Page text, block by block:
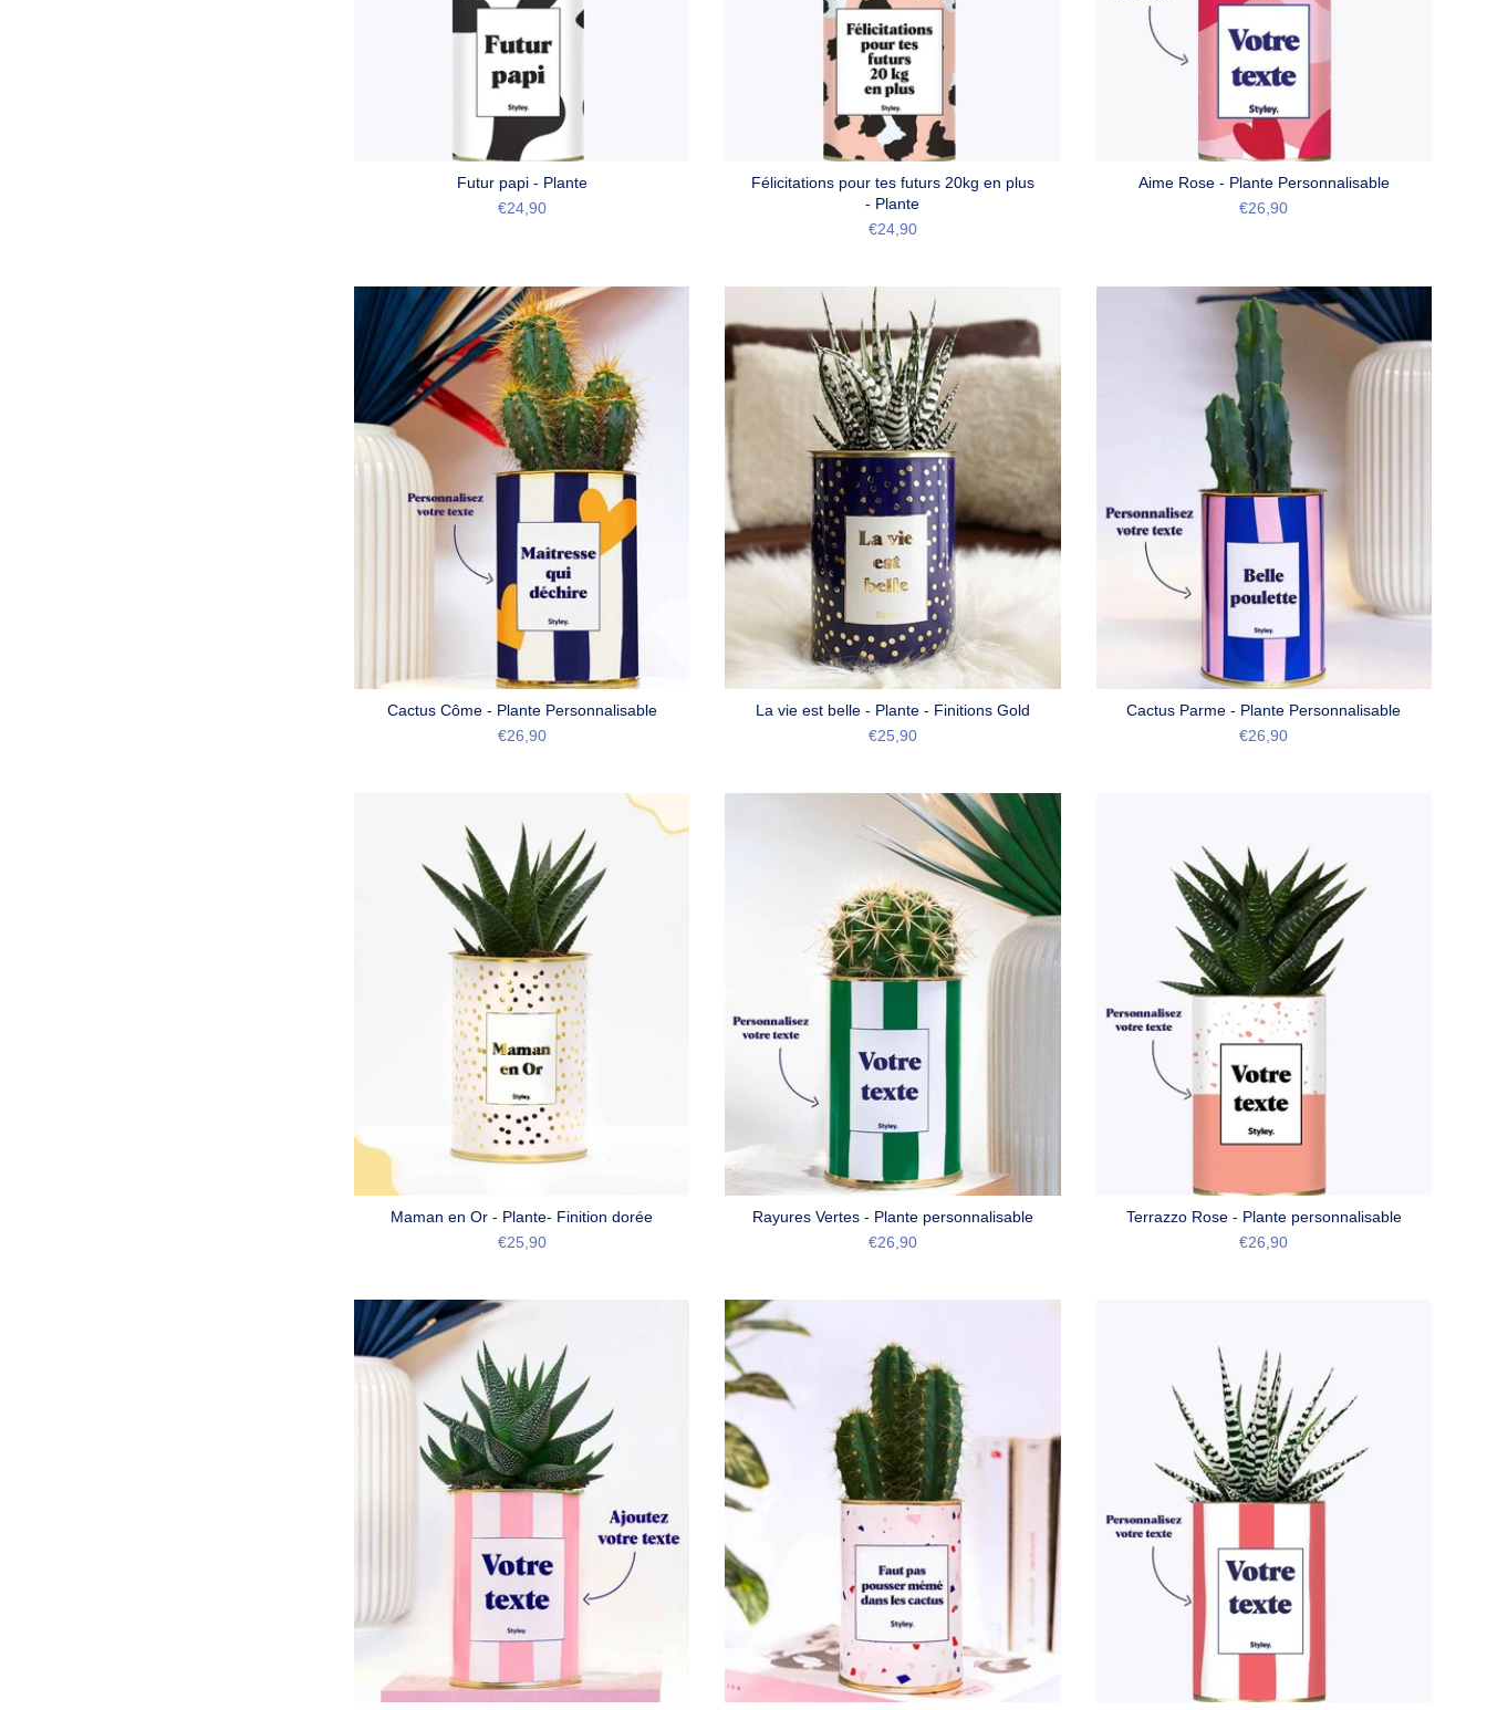
Futur papi - Plante
€24,90
Félicitations pour tes futurs 20kg en plus
- Plante
€24,90
Aime Rose - Plante Personnalisable
€26,90
Cactus Côme - Plante Personnalisable
€26,90
La vie est belle - Plante - Finitions Gold
€25,90
Cactus Parme - Plante Personnalisable
€26,90
Maman en Or - Plante- Finition dorée
€25,90
Rayures Vertes - Plante personnalisable
€26,90
Terrazzo Rose - Plante personnalisable
€26,90